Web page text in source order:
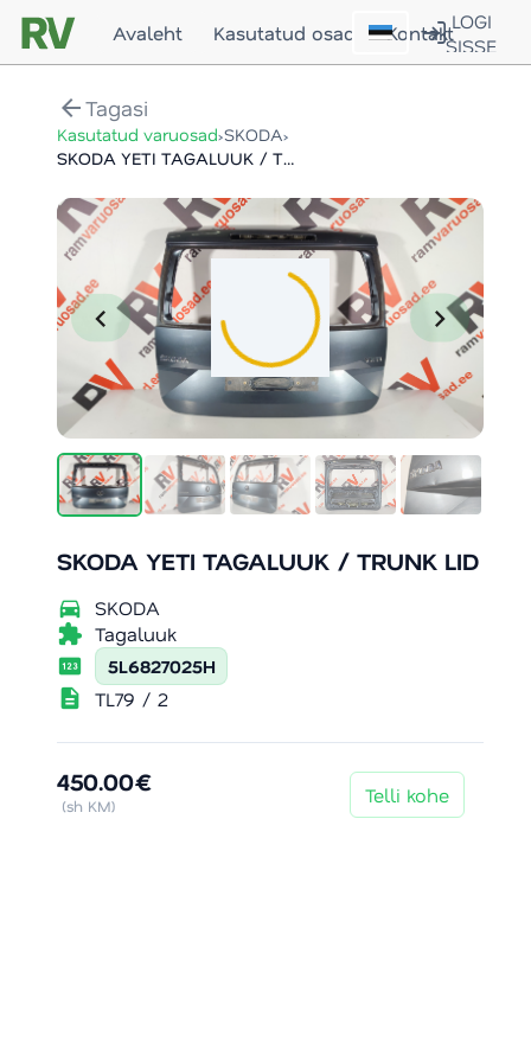
Avaleht Kasutatud osad KontaktLOGI
SISSE
arrow_backTagasi
Kasutatud varuosad›SKODA›
SKODA YETI TAGALUUK / TRUNK LID
chevron_left chevron_right
SKODA YETI TAGALUUK / TRUNK LID
directions_car SKODA
extension Tagaluuk
pin 5L6827025H
description TL79 / 2
450.00€
(sh KM) Telli kohe